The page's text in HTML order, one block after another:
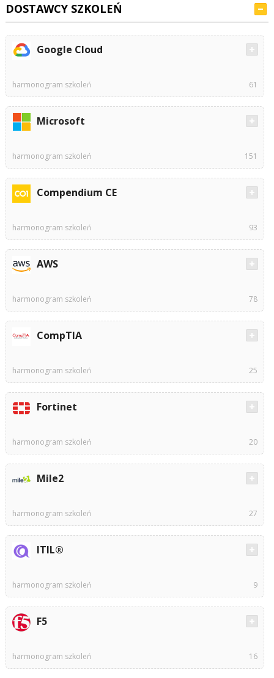
DOSTAWCY SZKOLEŃ
Google Cloud
harmonogram szkoleń 61
Microsoft
harmonogram szkoleń 151
Compendium CE
harmonogram szkoleń 93
AWS
harmonogram szkoleń 78
CompTIA
harmonogram szkoleń 25
Fortinet
harmonogram szkoleń 20
Mile2
harmonogram szkoleń 27
ITIL®
harmonogram szkoleń 9
F5
harmonogram szkoleń 16